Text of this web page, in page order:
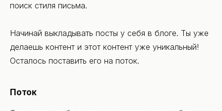
поиск стиля письма.
Начинай выкладывать посты у себя в блоге. Ты уже
делаешь контент и этот контент уже уникальный!
Осталось поставить его на поток.
Поток